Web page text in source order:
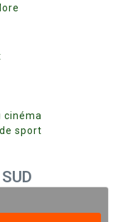
cinéma
sport